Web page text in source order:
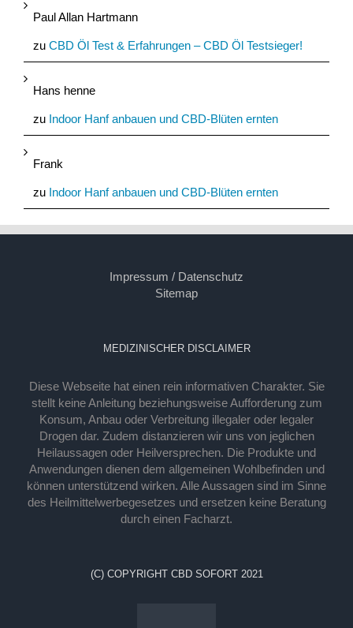
Paul Allan Hartmann
zu CBD Öl Test & Erfahrungen – CBD Öl Testsieger!
Hans henne
zu Indoor Hanf anbauen und CBD-Blüten ernten
Frank
zu Indoor Hanf anbauen und CBD-Blüten ernten
Impressum / Datenschutz
Sitemap
MEDIZINISCHER DISCLAIMER
Diese Webseite hat einen rein informativen Charakter. Sie
stellt keine Anleitung beziehungsweise Aufforderung zum
Konsum, Anbau oder Verbreitung illegaler oder legaler
Drogen dar. Zudem distanzieren wir uns von jeglichen
Heilaussagen oder Heilversprechen. Die Produkte und
Anwendungen dienen dem allgemeinen Wohlbefinden und
können unterstützend wirken. Alle Aussagen sind im Sinne
des Heilmittelwerbegesetzes und ersetzen keine Beratung
durch einen Facharzt.
(C) COPYRIGHT CBD SOFORT 2021